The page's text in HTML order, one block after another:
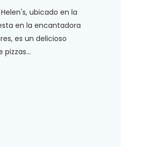
ubicado en la
en la encantadora
es un delicioso